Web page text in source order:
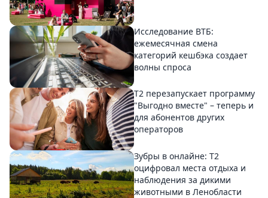
Исследование ВТБ:
ежемесячная смена
категорий кешбэка создает
волны спроса
Т2 перезапускает программу
"Выгодно вместе" – теперь и
для абонентов других
операторов
Зубры в онлайне: Т2
оцифровал места отдыха и
наблюдения за дикими
животными в Ленобласти